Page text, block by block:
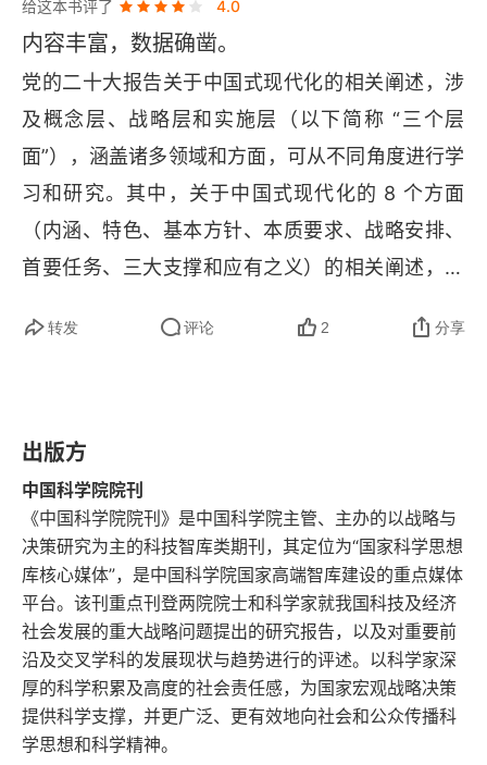
人工智能技术整合各种异构、异源、异频数据，构
建大规模计量经济学数据库，并加强大算力等信息
技术基础设施建设。目前，
ChatGPT
及大模型等
前沿人工智能技术仍存在局限性，如：无法像人类
一样进行批判性思考或想象，只有预测能力；基于
大数据的人工智能因果推断本质上是一种统计关系
推断，需要引入经济理论或实验方法帮助识别真正
究从样本推断总体性质的本质；同时，由于互联网
给这本书评了 4.0
内容丰富，数据确凿。
党的二十大报告关于中国式现代化的相关阐述，涉
及概念层、战略层和实施层（以下简称 “三个层
面”），涵盖诸多领域和方面，可从不同角度进行学
习和研究。其中，关于中国式现代化的 8 个方面
（内涵、特色、基本方针、本质要求、战略安排、
首要任务、三大支撑和应有之义）的相关阐述，可
色 2 个要点与概念层相关，基本方针、本质要求和
面” 及其 “八个要点” 形成一种分层结构。该分层结
构的解析和阐释，可为研究和推进中国式现代化提
供一种系统的简洁表述，同时为深入学习和贯彻落
实二十大精神提供一个新视角。
转发 评论 2 分享
出版方
中国科学院院刊
《中国科学院院刊》是中国科学院主管、主办的以战略与
决策研究为主的科技智库类期刊，其定位为“国家科学思想
库核心媒体”，是中国科学院国家高端智库建设的重点媒体
平台。该刊重点刊登两院院士和科学家就我国科技及经济
社会发展的重大战略问题提出的研究报告，以及对重要前
沿及交叉学科的发展现状与趋势进行的评述。以科学家深
厚的科学积累及高度的社会责任感，为国家宏观战略决策
提供科学支撑，并更广泛、更有效地向社会和公众传播科
学思想和科学精神。